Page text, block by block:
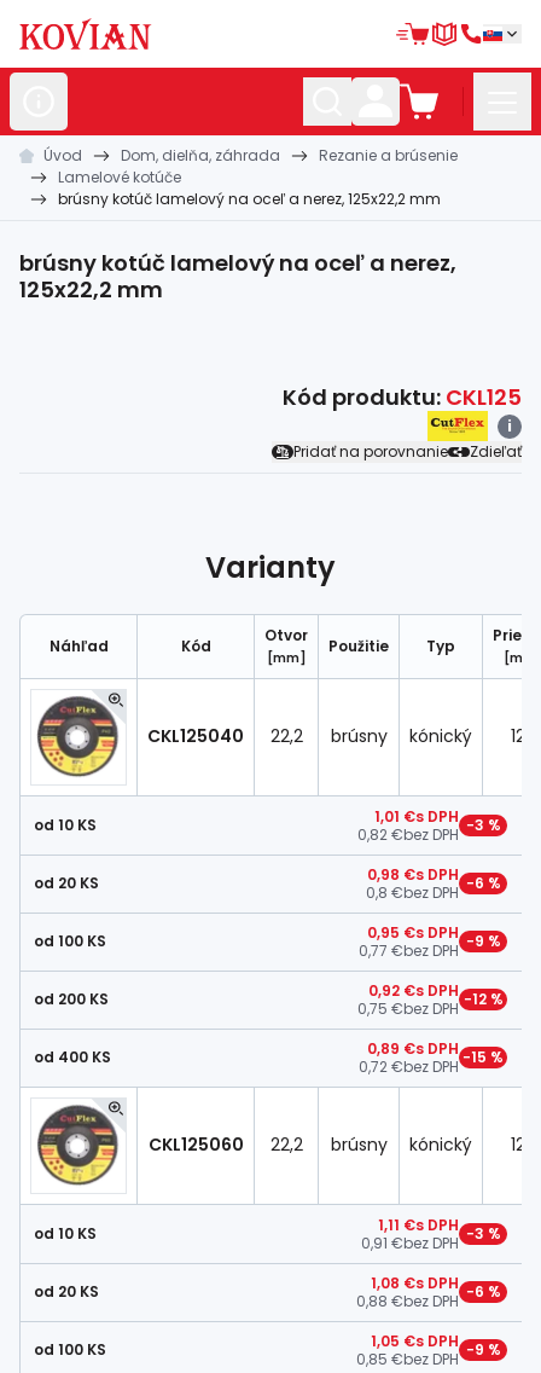
Nerezovépolotovary
Hliníkovépolotovary
Kovanépolotovary
Zábradlia a
Úvod Dom, dielňa, záhrada
Rezanie a brúsenie
Lamelové kotúče
brúsny kotúč lamelový na oceľ a nerez, 125x22,2 mm
brúsny kotúč lamelový na oceľ a nerez,
125x22,2 mm
Kód produktu: CKL125
i
Pridať na porovnanie
Zdieľať
Varianty
Náhľad Kód
Otvor
[mm]
Použitie Typ
[mm]
CKL125040 22,2 brúsny kónický 125
od 10 KS 1,01 €s DPH
0,82 €bez DPH −3 %
od 20 KS 0,98 €s DPH
0,8 €bez DPH −6 %
od 100 KS 0,95 €s DPH
0,77 €bez DPH −9 %
od 200 KS 0,92 €s DPH
0,75 €bez DPH −12 %
od 400 KS 0,89 €s DPH
0,72 €bez DPH −15 %
CKL125060 22,2 brúsny kónický 125
od 10 KS 1,11 €s DPH
0,91 €bez DPH −3 %
od 20 KS 1,08 €s DPH
0,88 €bez DPH −6 %
od 100 KS 1,05 €s DPH
0,85 €bez DPH −9 %